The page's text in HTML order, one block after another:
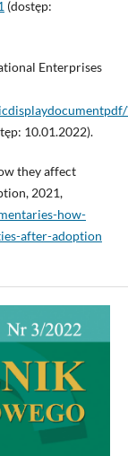
(dostęp:
Enterprises
10.01.2022).
they affect
2021,
how-
after-adoption